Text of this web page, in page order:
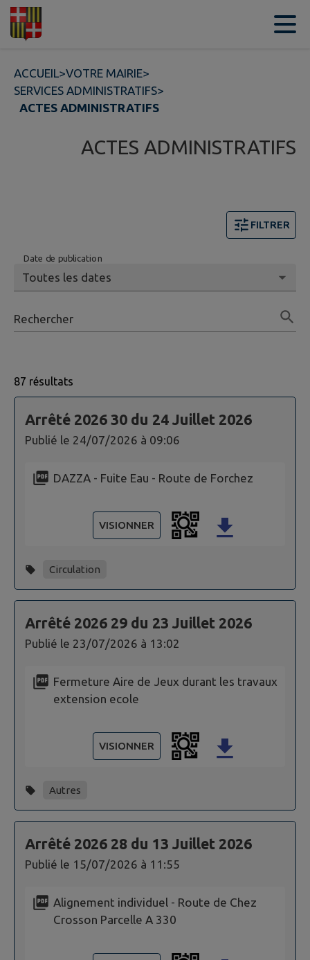
Contenu
ACCUEIL>VOTRE MAIRIE>
SERVICES ADMINISTRATIFS>
ACTES ADMINISTRATIFS
ACTES ADMINISTRATIFS
FILTRER
Date de publication
Rechercher
87 résultats
Arrêté 2026 30 du 24 Juillet 2026
Publié le 24/07/2026 à 09:06
DAZZA - Fuite Eau - Route de Forchez
VISIONNER
Circulation
Arrêté 2026 29 du 23 Juillet 2026
Publié le 23/07/2026 à 13:02
Fermeture Aire de Jeux durant les travaux
extension ecole
VISIONNER
Autres
Arrêté 2026 28 du 13 Juillet 2026
Publié le 15/07/2026 à 11:55
Alignement individuel - Route de Chez
Crosson Parcelle A 330